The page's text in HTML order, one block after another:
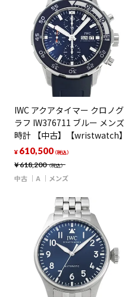
IWC アクアタイマー クロノグ
ラフ IW376711 ブルー メンズ
時計 【中古】【wristwatch】
¥618,200（税込）
¥ 610,500（税込）
中古 A メンズ